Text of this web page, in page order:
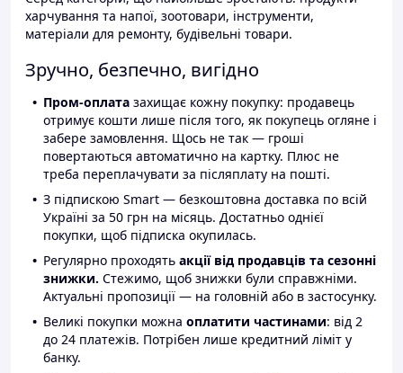
харчування та напої, зоотовари, інструменти,
матеріали для ремонту, будівельні товари.
Зручно, безпечно, вигідно
Пром-оплата захищає кожну покупку: продавець
отримує кошти лише після того, як покупець огляне і
забере замовлення. Щось не так — гроші
повертаються автоматично на картку. Плюс не
треба переплачувати за післяплату на пошті.
З підпискою Smart — безкоштовна доставка по всій
Україні за 50 грн на місяць. Достатньо однієї
покупки, щоб підписка окупилась.
Регулярно проходять акції від продавців та сезонні
знижки. Стежимо, щоб знижки були справжніми.
Актуальні пропозиції — на головній або в застосунку.
Великі покупки можна оплатити частинами: від 2
до 24 платежів. Потрібен лише кредитний ліміт у
банку.